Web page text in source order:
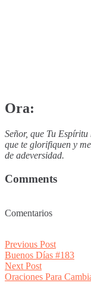
Ora:
Señor, que Tu
que te glorifiquen y
de adeversidad.
Comments
Comentarios
Post
navigation
Previous PostPrevious
post:
Buenos Días #183
Next PostNext
post:
Oraciones Para